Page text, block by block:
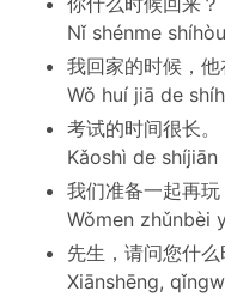
Nǐ shénme
我回家的时候，他
Wǒ huí jiā de
考试的时间很长。
Kǎoshì de shíjiān
我们准备一起再玩
Wǒmen zhǔnbèi
先生，请问您什
Xiānshēng,